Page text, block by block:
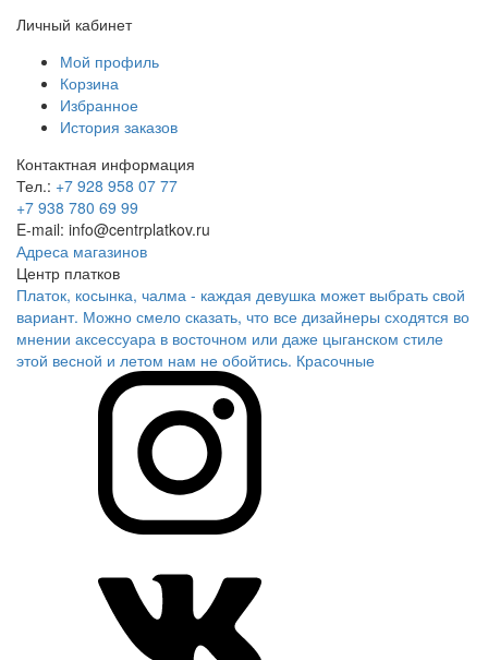
Личный кабинет
Мой профиль
Корзина
Избранное
История заказов
Контактная информация
Тел.: +7 928 958 07 77
+7 938 780 69 99
E-mail: info@centrplatkov.ru
Адреса магазинов
Центр платков
Платок, косынка, чалма - каждая девушка может выбрать свой
вариант. Можно смело сказать, что все дизайнеры сходятся во
мнении аксессуара в восточном или даже цыганском стиле
этой весной и летом нам не обойтись. Красочные